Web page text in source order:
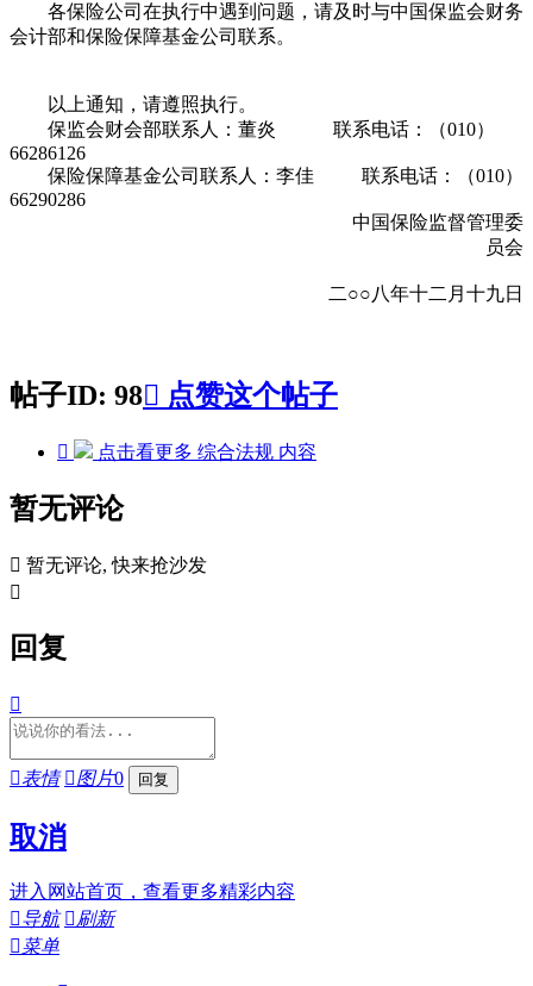
各保险公司在执行中遇到问题，请及时与中国保监会财务
会计部和保险保障基金公司联系。
以上通知，请遵照执行。
保监会财会部联系人：董炎 联系电话：（010）
66286126
保险保障基金公司联系人：李佳 联系电话：（010）
66290286
中国保险监督管理委
员会
二○○八年十二月十九日
帖子ID: 98 点赞这个帖子
 点击看更多 综合法规 内容
暂无评论
 暂无评论, 快来抢沙发

回复

表情 图片0
取消
进入网站首页，查看更多精彩内容
导航 刷新
菜单